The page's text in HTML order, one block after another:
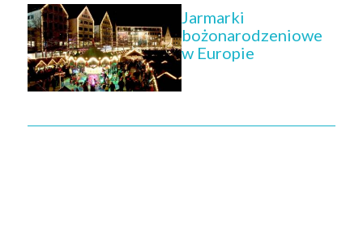
Jarmarki
bożonarodzeniowe
w Europie